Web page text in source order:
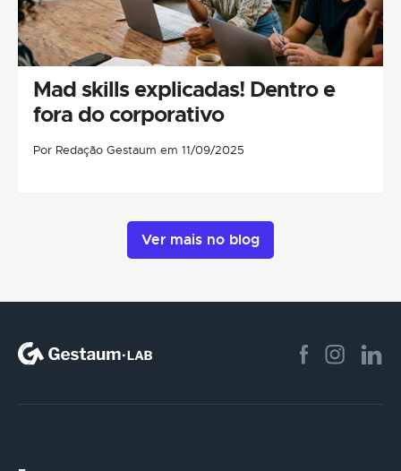
Mad skills explicadas! Dentro e
fora do corporativo
Por Redação Gestaum em 11/09/2025
Ver mais no blog